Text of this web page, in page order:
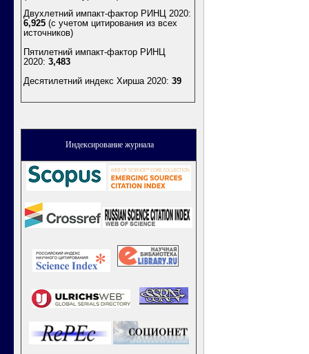
Двухлетний импакт-фактор РИНЦ 2020:
6,925 (с учетом цитирования из всех
источников)
Пятилетний импакт-фактор РИНЦ
2020: 3,483
Десятилетний индекс Хирша 2020: 39
Индексирование журнала